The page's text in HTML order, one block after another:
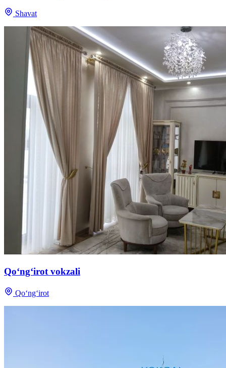
Shavat
Qo‘ng‘irot vokzali
Qo‘ng‘irot